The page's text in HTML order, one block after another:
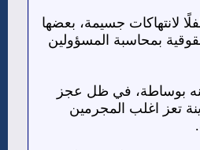
فجّرت قضية “دار النورين” في محافظة مأرب موجة غضب أكبر، بعد الكشف عن تعرض قرابة 20 طفلًا لانتهاكات جسيمة، بعضها
بمحاسبة المسؤولين
بوساطة، في ظل عجز
تعز اغلب المجرمين